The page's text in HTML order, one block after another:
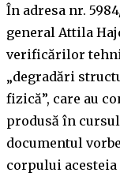
În adresa nr.
general Attila
verificărilor
„degradări
fizică”, care au
produsă în
documentul
corpului acesteia